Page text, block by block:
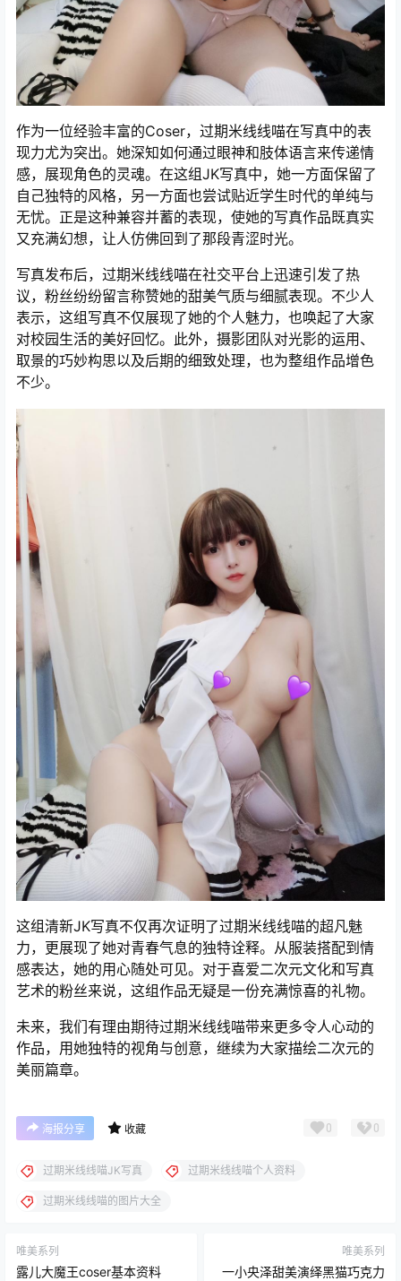
作为一位经验丰富的Coser，过期米线线喵在写真中的表
现力尤为突出。她深知如何通过眼神和肢体语言来传递情
感，展现角色的灵魂。在这组JK写真中，她一方面保留了
自己独特的风格，另一方面也尝试贴近学生时代的单纯与
无忧。正是这种兼容并蓄的表现，使她的写真作品既真实
又充满幻想，让人仿佛回到了那段青涩时光。
写真发布后，过期米线线喵在社交平台上迅速引发了热
议，粉丝纷纷留言称赞她的甜美气质与细腻表现。不少人
表示，这组写真不仅展现了她的个人魅力，也唤起了大家
对校园生活的美好回忆。此外，摄影团队对光影的运用、
取景的巧妙构思以及后期的细致处理，也为整组作品增色
不少。
这组清新JK写真不仅再次证明了过期米线线喵的超凡魅
力，更展现了她对青春气息的独特诠释。从服装搭配到情
感表达，她的用心随处可见。对于喜爱二次元文化和写真
艺术的粉丝来说，这组作品无疑是一份充满惊喜的礼物。
未来，我们有理由期待过期米线线喵带来更多令人心动的
作品，用她独特的视角与创意，继续为大家描绘二次元的
美丽篇章。
海报分享 收藏 0 0
过期米线线喵JK写真 过期米线线喵个人资料
过期米线线喵的图片大全
唯美系列
露儿大魔王coser基本资料
唯美系列
一小央泽甜美演绎黑猫巧克力